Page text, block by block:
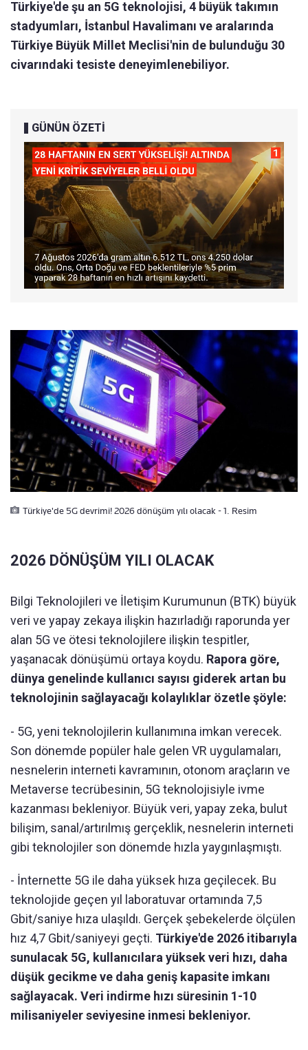
Türkiye'de şu an 5G teknolojisi, 4 büyük takımın
stadyumları, İstanbul Havalimanı ve aralarında
Türkiye Büyük Millet Meclisi'nin de bulunduğu 30
civarındaki tesiste deneyimlenebiliyor.
GÜNÜN ÖZETİ
Türkiye'de 5G devrimi! 2026 dönüşüm yılı olacak - 1. Resim
2026 DÖNÜŞÜM YILI OLACAK
Bilgi Teknolojileri ve İletişim Kurumunun (BTK) büyük
veri ve yapay zekaya ilişkin hazırladığı raporunda yer
alan 5G ve ötesi teknolojilere ilişkin tespitler,
yaşanacak dönüşümü ortaya koydu. Rapora göre,
dünya genelinde kullanıcı sayısı giderek artan bu
teknolojinin sağlayacağı kolaylıklar özetle şöyle:
- 5G, yeni teknolojilerin kullanımına imkan verecek.
Son dönemde popüler hale gelen VR uygulamaları,
nesnelerin interneti kavramının, otonom araçların ve
Metaverse tecrübesinin, 5G teknolojisiyle ivme
kazanması bekleniyor. Büyük veri, yapay zeka, bulut
bilişim, sanal/artırılmış gerçeklik, nesnelerin interneti
gibi teknolojiler son dönemde hızla yaygınlaşmıştı.
- İnternette 5G ile daha yüksek hıza geçilecek. Bu
teknolojide geçen yıl laboratuvar ortamında 7,5
Gbit/saniye hıza ulaşıldı. Gerçek şebekelerde ölçülen
hız 4,7 Gbit/saniyeyi geçti. Türkiye'de 2026 itibarıyla
sunulacak 5G, kullanıcılara yüksek veri hızı, daha
düşük gecikme ve daha geniş kapasite imkanı
sağlayacak. Veri indirme hızı süresinin 1-10
milisaniyeler seviyesine inmesi bekleniyor.